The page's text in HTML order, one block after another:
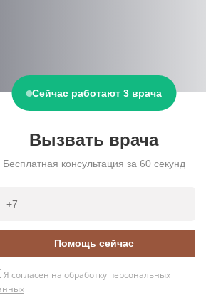
Сейчас работают 3 врача
Вызвать врача
Бесплатная консультация за 60 секунд
Помощь сейчас
Я согласен на обработку персональных